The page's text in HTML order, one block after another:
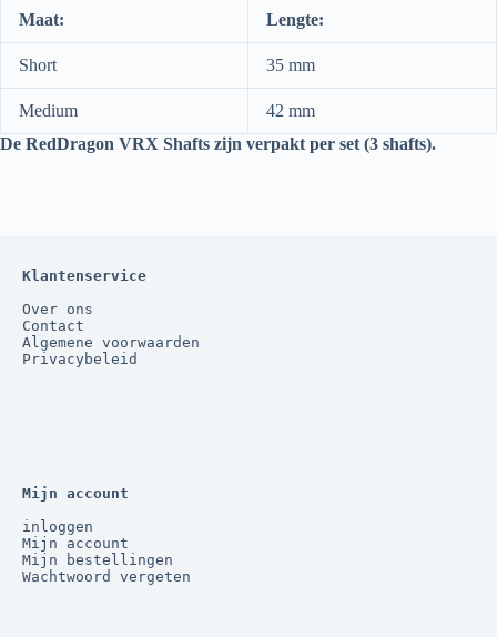
Maat: Lengte:
Short 35 mm
Medium
42 mm
De RedDragon VRX Shafts zijn verpakt per set (3 shafts).
Klantenservice
Over ons
Contact
Algemene voorwaarden
Privacybeleid
Mijn account
inloggen
Mijn account
Mijn bestellingen
Wachtwoord vergeten